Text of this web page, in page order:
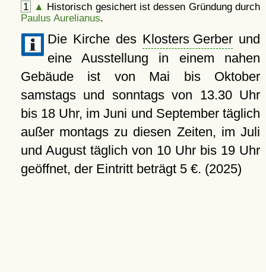
1 ▲ Historisch gesichert ist dessen Gründung durch
Paulus Aurelianus.
Die Kirche des Klosters Gerberund
eine Ausstellung in einem nahen
Gebäude ist von Mai bis Oktober
samstags und sonntags von 13.30 Uhr
bis 18 Uhr, im Juni und September täglich
außer montags zu diesen Zeiten, im Juli
und August täglich von 10 Uhr bis 19 Uhr
geöffnet, der Eintritt beträgt 5 €. (2025)